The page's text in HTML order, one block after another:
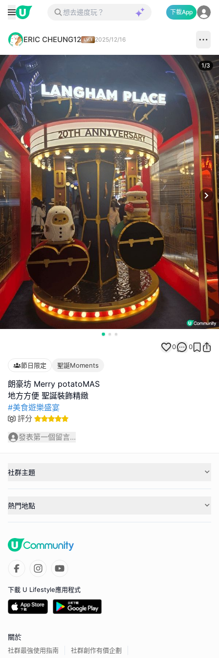
下載App
ERIC CHEUNG12 2025/12/16
1/3
0 0
節日限定 聖誕Moments
朗豪坊 Merry potatoMAS
#美食遊樂盛宴
評分
發表第一個留言...
社群主題
熱門地點
下載 U Lifestyle應用程式
關於
社群最強使用指南 社群創作有價企劃